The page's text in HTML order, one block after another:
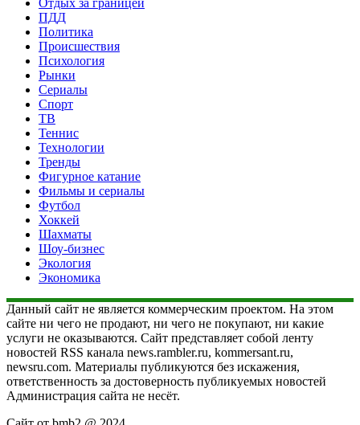
ПДД
Политика
Происшествия
Психология
Рынки
Сериалы
Спорт
ТВ
Теннис
Технологии
Тренды
Фигурное катание
Фильмы и сериалы
Футбол
Хоккей
Шахматы
Шоу-бизнес
Экология
Экономика
Данный сайт не является коммерческим проектом. На этом
сайте ни чего не продают, ни чего не покупают, ни какие
услуги не оказываются. Сайт представляет собой ленту
новостей RSS канала news.rambler.ru, kommersant.ru,
newsru.com. Материалы публикуются без искажения,
ответственность за достоверность публикуемых новостей
Администрация сайта не несёт.